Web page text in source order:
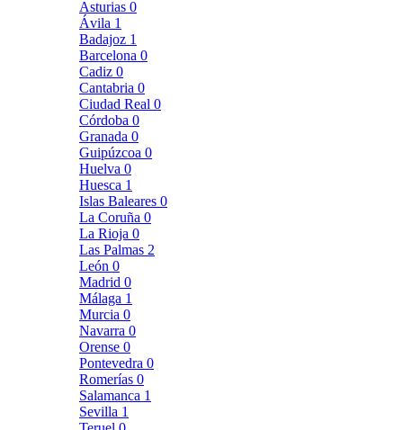
Asturias 0
Ávila 1
Badajoz 1
Barcelona 0
Cadiz 0
Cantabria 0
Ciudad Real 0
Córdoba 0
Granada 0
Guipúzcoa 0
Huelva 0
Huesca 1
Islas Baleares 0
La Coruña 0
La Rioja 0
Las Palmas 2
León 0
Madrid 0
Málaga 1
Murcia 0
Navarra 0
Orense 0
Pontevedra 0
Romerías 0
Salamanca 1
Sevilla 1